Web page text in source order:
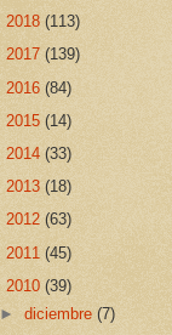
2018 (113)
2017 (139)
2016 (84)
2015 (14)
2014 (33)
2013 (18)
2012 (63)
2011 (45)
2010 (39)
►diciembre(7)